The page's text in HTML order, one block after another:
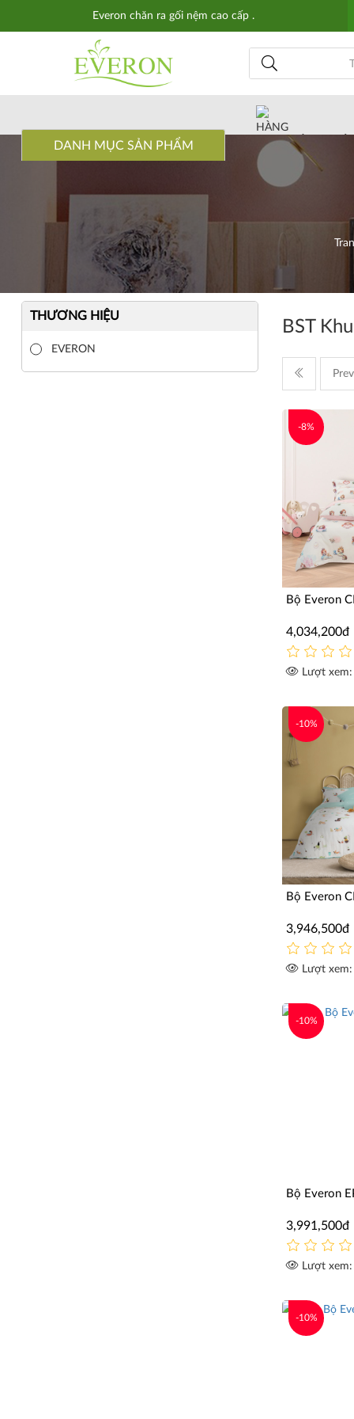
Everon chăn ra gối nệm cao cấp .
DANH MỤC SẢN PHẨM HÀNG
THƯƠNG HIỆU
EVERON
BST
Prev
-8%
Bộ Everon
4,034,200đ
Lượt
-10%
Bộ Everon
3,946,500đ
Lượt
-10%
Bộ Everon
3,991,500đ
Lượt
-10%